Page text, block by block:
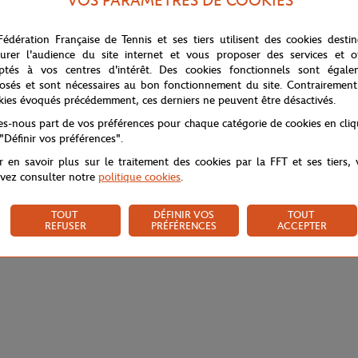
La capsule "French Open" introduit un vestiaire inédit, mixte,
sur fond blanc et se décline en T-shirts, sweatshirts et casquettes
Française de Tennis et ses tiers utilisent des cookies
l'audience du site internet et vous proposer des services et
à vos centres d'intérêt. Des cookies fonctionnels sont
et sont nécessaires au bon fonctionnement du site.
évoqués précédemment, ces derniers ne peuvent être désactivés.
nous part de vos préférences pour chaque catégorie de cookies en
vos préférences".
en savoir plus sur le traitement des cookies par la FFT et ses tiers,
consulter notre politique cookies.
TOUT
REFUSER
DÉFINIR VOS
PRÉFÉRENCES
TOUT
ACCEPTER